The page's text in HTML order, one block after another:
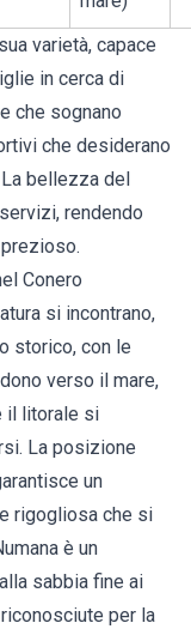
varietà, capace
in cerca di
che sognano
che desiderano
bellezza del
rendendo
Conero
si incontrano,
storico, con le
verso il mare,
il litorale si
La posizione
un
rigogliosa che si
è un
sabbia fine ai
per la